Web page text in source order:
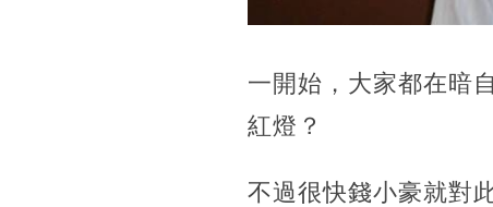
一開始，大家都在暗
紅燈？
不過很快錢小豪就對